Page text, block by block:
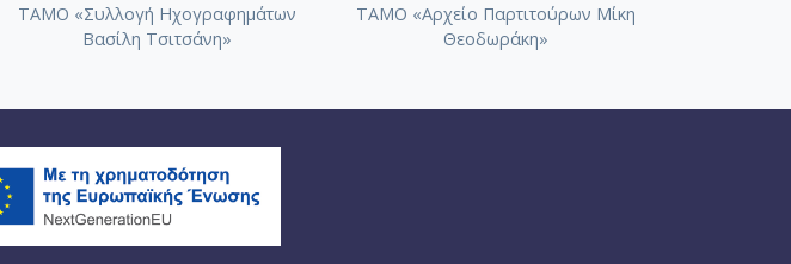
ΤΑΜΟ «Συλλογή Ηχογραφημάτων
Βασίλη Τσιτσάνη»
ΤΑΜΟ «Αρχείο Παρτιτούρων Μίκη
Θεοδωράκη»